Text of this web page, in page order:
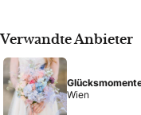
Verwandte Anbieter
Wien